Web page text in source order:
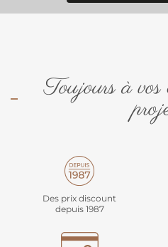
Toujours à vos
Des prix discount
depuis 1987